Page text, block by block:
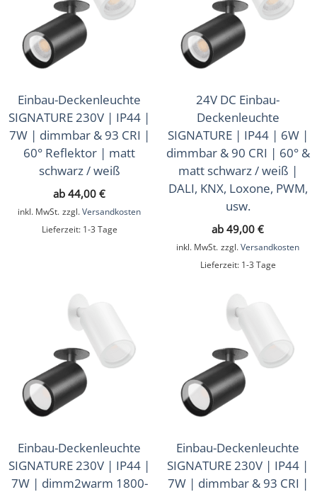
Deckenleuchten (10)
Einbau-Deckenleuchten
Wege- & Pollerleuchten
Ein- & Aufbaurahmen (112)
LED-Leuchtmittel (31)
Lichtsteuerung (226)
Smart Home (595)
Geschenkgutscheine
Einbau-Deckenleuchte
SIGNATURE 230V | IP44 |
7W | dimmbar & 93 CRI |
60° Reflektor | matt
schwarz / weiß
ab 44,00 €
inkl. MwSt. zzgl. Versandkosten
Lieferzeit: 1-3 Tage
24V DC Einbau-
Deckenleuchte
SIGNATURE | IP44 | 6W |
dimmbar & 90 CRI | 60° &
matt schwarz / weiß |
DALI, KNX, Loxone, PWM,
usw.
ab 49,00 €
inkl. MwSt. zzgl. Versandkosten
Lieferzeit: 1-3 Tage
Einbau-Deckenleuchte
SIGNATURE 230V | IP44 |
7W | dimm2warm 1800-
Einbau-Deckenleuchte
SIGNATURE 230V | IP44 |
7W | dimmbar & 93 CRI |